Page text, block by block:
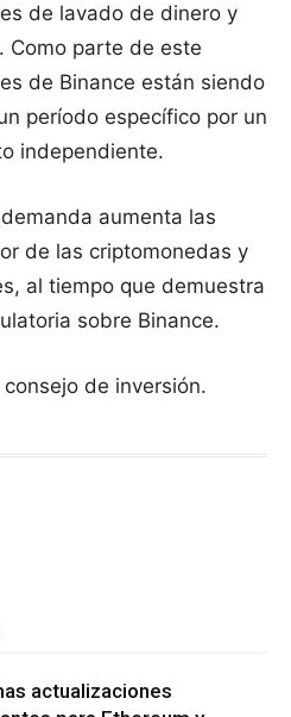
de lavado de dinero y
Como parte de este
de Binance están siendo
período específico por un
independiente.
aumenta las
de las criptomonedas y
al tiempo que demuestra
sobre Binance.
de inversión.
actualizaciones